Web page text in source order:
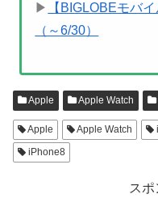
▶
【BIGLOBEモバ
（～6/30）
Apple Apple Watch
Apple Apple Watch
iPhone8
スポ